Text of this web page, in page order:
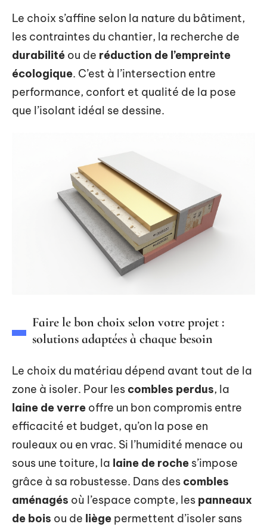
Le choix s’affine selon la nature du bâtiment,
les contraintes du chantier, la recherche de
durabilité ou de réduction de l’empreinte
écologique. C’est à l’intersection entre
performance, confort et qualité de la pose
que l’isolant idéal se dessine.
Faire le bon choix selon votre projet :
solutions adaptées à chaque besoin
Le choix du matériau dépend avant tout de la
zone à isoler. Pour les combles perdus, la
laine de verre offre un bon compromis entre
efficacité et budget, qu’on la pose en
rouleaux ou en vrac. Si l’humidité menace ou
sous une toiture, la laine de roche s’impose
grâce à sa robustesse. Dans des combles
aménagés où l’espace compte, les panneaux
de bois ou de liège permettent d’isoler sans